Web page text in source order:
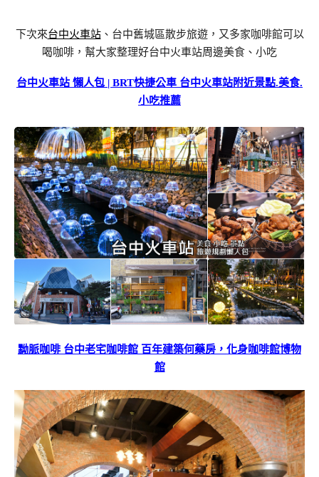
下次來台中火車站、台中舊城區散步旅遊，又多家咖啡館可以
喝咖啡，幫大家整理好台中火車站周邊美食、小吃
台中火車站 懶人包 | BRT快捷公車 台中火車站附近景點.美食.
小吃推薦
黝脈咖啡 台中老宅咖啡館 百年建築何藥房，化身咖啡館博物
館